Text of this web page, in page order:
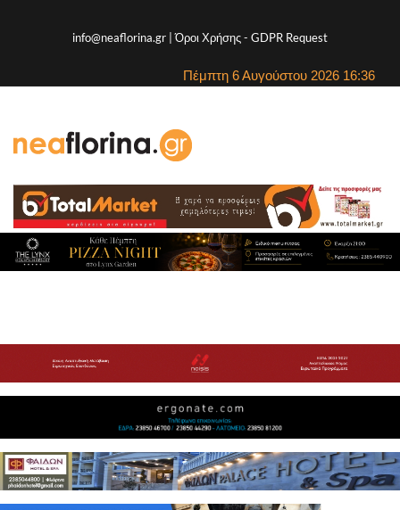
info@neaflorina.gr |Όροι Χρήσης- GDPR Request
Πέμπτη 6 Αυγούστου 2026 16:36